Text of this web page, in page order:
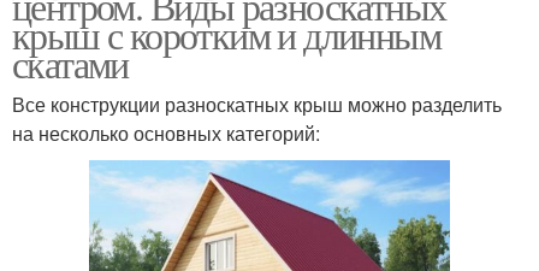
крыш с коротким и длинным
скатами
Все конструкции разноскатных крыш можно разделить
на несколько основных категорий: